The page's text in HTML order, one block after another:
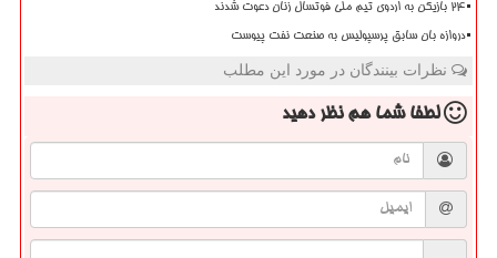
۲۴ بازیکن به اردوی تیم ملی فوتسال زنان دعوت شدند
دروازه بان سابق پرسپولیس به صنعت نفت پیوست
نظرات بینندگان در مورد این مطلب
لطفا شما همنظر دهید